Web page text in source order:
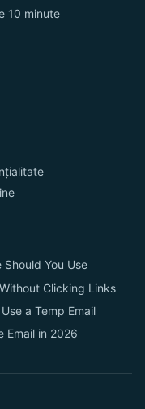
10 minute
You Use
Clicking Links
a Temp Email
Email in 2026